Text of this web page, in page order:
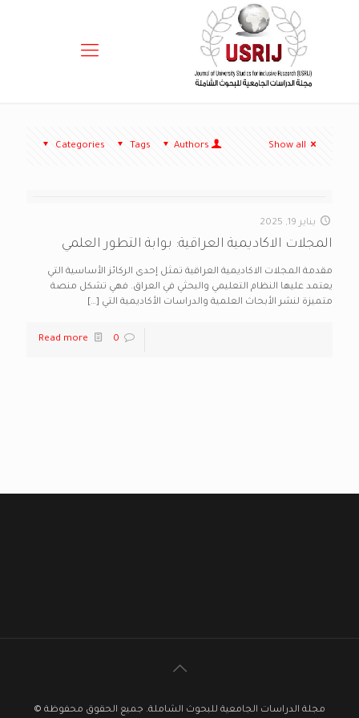
Categories Tags Authors Show all
يناير 19, 2025
المجلات الاكاديمية العراقية: بوابة التطور العلمي
مقدمة المجلات الاكاديمية العراقية تمثل إحدى الركائز الأساسية التي
يعتمد عليها النظام التعليمي والبحثي في العراق. فهي تشكل منصة
متميزة لنشر الأبحاث العلمية والدراسات الأكاديمية التي […]
0
Read more
مجلة الدراسات الجامعية للبحوث الشاملة. جميع الحقوق محفوظة ©